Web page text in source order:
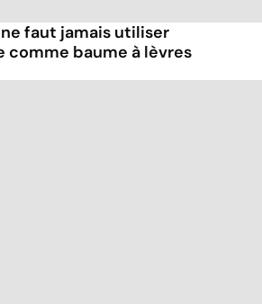
faut jamais utiliser
comme baume à lèvres